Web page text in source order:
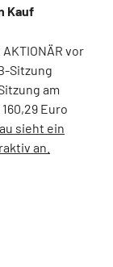
Kauf
vor
Sitzung
am
Euro
sieht ein
an.